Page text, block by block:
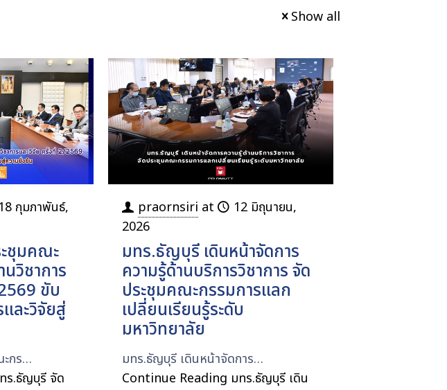
Show all
18 กุมภาพันธ์,
ชุมคณะ
วิชาการ
ขับ
ละวิจัยสู่
กร…
ร.ธัญบุรี จัด
praornsiri at
12 มิถุนายน,
2026
มทร.ธัญบุรี เดินหน้าจัดการ
ความรู้ด้านบริการวิชาการ จัด
ประชุมคณะกรรมการแลก
เปลี่ยนเรียนรู้ระดับ
มหาวิทยาลัย
มทร.ธัญบุรี เดินหน้าจัดการ…
Continue Reading มทร.ธัญบุรี เดิน